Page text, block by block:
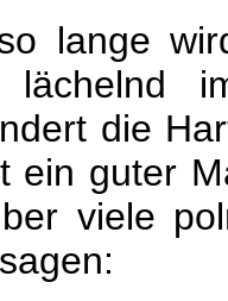
lange
lächelnd
die
ein guter
viele